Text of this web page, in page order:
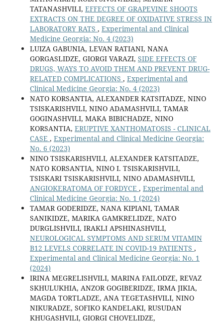
TATANASHVILI, EFFECTS OF GRAPEVINE SHOOTS
EXTRACTS ON THE DEGREE OF OXIDATIVE STRESS IN
LABORATORY RATS , Experimental and Clinical
Medicine Georgia: No. 4 (2023)
LUIZA GABUNIA, LEVAN RATIANI, NANA
GORGASLIDZE, GIORGI VARAZI, SIDE EFFECTS OF
DRUGS, WAYS TO AVOID THEM AND PREVENT DRUG-
RELATED COMPLICATIONS , Experimental and
Clinical Medicine Georgia: No. 4 (2023)
NATO KORSANTIA, ALEXANDER KATSITADZE, NINO
TSISKARISHVILI, NINO ADAMASHVILI, TAMAR
GOGINASHVILI, MAKA BIBICHADZE, NINO
KORSANTIA, ERUPTIVE XANTHOMATOSIS - CLINICAL
CASE , Experimental and Clinical Medicine Georgia:
No. 6 (2023)
NINO TSISKARISHVILI, ALEXANDER KATSITADZE,
NATO KORSANTIA, NINO I. TSISKARISHVILI,
TSISKARI TSISKARISHVILI, NINO ADAMASHVILI,
ANGIOKERATOMA OF FORDYCE , Experimental and
Clinical Medicine Georgia: No. 1 (2024)
TAMAR GODERIDZE, NANA KIPIANI, TAMAR
SANIKIDZE, MARIKA GAMKRELIDZE, NATO
DURGLISHVILI, IRAKLI APSHINASHVILI,
NEUROLOGICAL SYMPTOMS AND SERUM VITAMIN
B12 LEVELS CORRELATE IN COVID-19 PATIENTS ,
Experimental and Clinical Medicine Georgia: No. 1
(2024)
IRINA MEGRELISHVILI, MARINA FAILODZE, REVAZ
SKHULUKHIA, ANZOR GOGIBERIDZE, IRMA JIKIA,
MAGDA TORTLADZE, ANA TEGETASHVILI, NINO
NIKURADZE, SOFIKO KANDELAKI, RUSUDAN
KHUGASHVILI, GIORGI CHOVELIDZE,